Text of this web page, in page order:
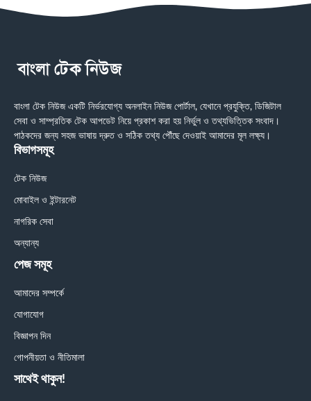
বাংলা টেক নিউজ একটি নির্ভরযোগ্য অনলাইন নিউজ পোর্টাল, যেখানে প্রযুক্তি, ডিজিটাল
সেবা ও সাম্প্রতিক টেক আপডেট নিয়ে প্রকাশ করা হয় নির্ভুল ও তথ্যভিত্তিক সংবাদ।
পাঠকদের জন্য সহজ ভাষায় দ্রুত ও সঠিক তথ্য পৌঁছে দেওয়াই আমাদের মূল লক্ষ্য।
বিভাগসমূহ
টেক নিউজ
মোবাইল ও ইন্টারনেট
নাগরিক সেবা
অন্যান্য
পেজ সমূহ
আমাদের সম্পর্কে
যোগাযোগ
বিজ্ঞাপন দিন
গোপনীয়তা ও নীতিমালা
সাথেই থাকুন!